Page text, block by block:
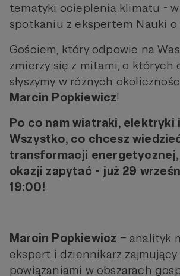
tematyki ocieplenia klimatu - w
spotkaniu z ekspertem Nauki o
Gościem, który odpowie na
zmierzy się z mitami, o których
słyszymy w różnych
Marcin Popkiewicz!
Po co nam wiatraki, elektryki
Wszystko, co chcesz
transformacji energetycznej,
okazji zapytać - już 29
19:00!
Marcin Popkiewicz – analityk
ekspert i dziennikarz zajmujący
powiązaniami w obszarach